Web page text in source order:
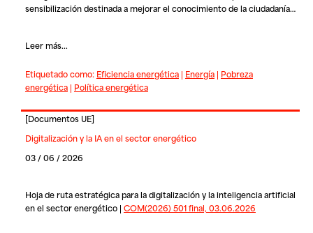
sensibilización destinada a mejorar el conocimiento de la ciudadanía…
Leer más...
Etiquetado como: Eficiencia energética| Energía| Pobreza
energética| Política energética
[Documentos UE]
Digitalización y la IA en el sector energético
03 / 06 / 2026
Hoja de ruta estratégica para la digitalización y la inteligencia artificial
en el sector energético | COM(2026) 501 final, 03.06.2026